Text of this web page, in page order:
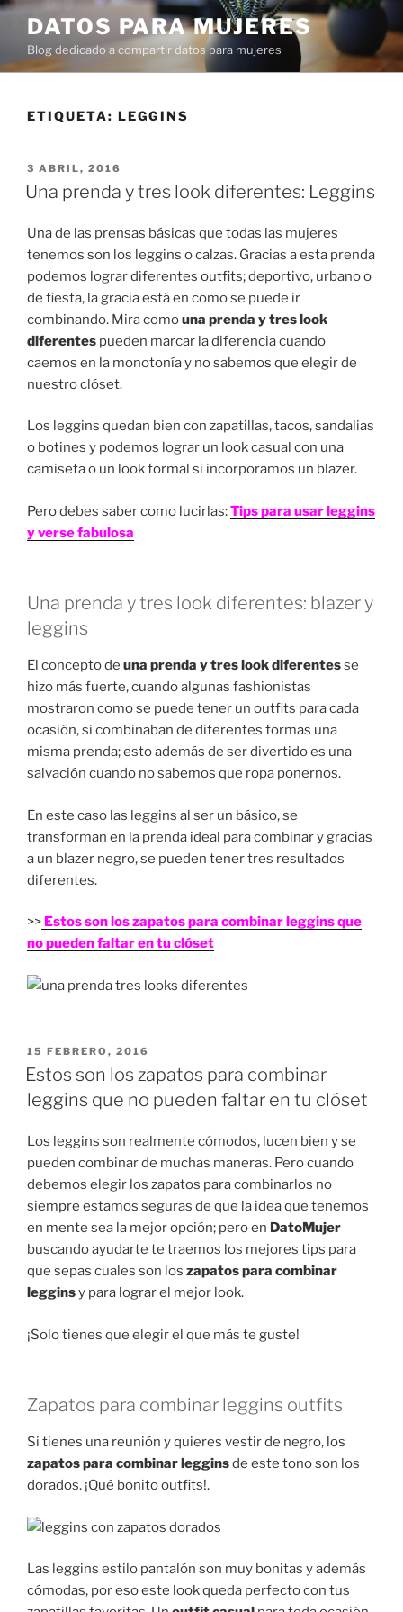
Ir
contenido
DATOS PARA MUJERES
Blog dedicado a compartir datos para mujeres
ETIQUETA: LEGGINS
PUBLICADO
EN
3 ABRIL, 2016
Una prenda y tres look diferentes: Leggins
Una de las prensas básicas que todas las mujeres
tenemos son los leggins o calzas. Gracias a esta prenda
podemos lograr diferentes outfits; deportivo, urbano o
de fiesta, la gracia está en como se puede ir
combinando. Mira comouna prenda y tres look
diferentes pueden marcar la diferencia cuando
caemos en la monotonía y no sabemos que elegir de
nuestro clóset.
Los leggins quedan bien con zapatillas, tacos, sandalias
o botines y podemos lograr un look casual con una
camiseta o un look formal si incorporamos un blazer.
Pero debes saber como lucirlas:Tips para usar leggins
y verse fabulosa
Una prenda y tres look diferentes: blazer y
leggins
El concepto de una prenda y tres look diferentesse
hizo más fuerte, cuando algunas fashionistas
mostraron como se puede tener un outfits para cada
ocasión, si combinaban de diferentes formas una
misma prenda; esto además de ser divertido es una
salvación cuando no sabemos que ropa ponernos.
En este caso las leggins al ser un básico, se
transforman en la prenda ideal para combinar y gracias
a un blazer negro, se pueden tener tres resultados
diferentes.
>> Estos son los zapatos para combinar leggins que
no pueden faltar en tu clóset
PUBLICADO
EN
15 FEBRERO, 2016
Estos son los zapatos para combinar
leggins que no pueden faltar en tu clóset
Los leggins son realmente cómodos, lucen bien y se
pueden combinar de muchas maneras. Pero cuando
debemos elegir los zapatos para combinarlos no
siempre estamos seguras de que la idea que tenemos
en mente sea la mejor opción; pero en DatoMujer
buscando ayudarte te traemos los mejores tips para
que sepas cuales son los zapatos para combinar
legginsy para lograr el mejor look.
¡Solo tienes que elegir el que más te guste!
Zapatos para combinar leggins outfits
Si tienes una reunión y quieres vestir de negro, los
zapatos para combinar legginsde este tono son los
dorados. ¡Qué bonito outfits!.
Las leggins estilo pantalón son muy bonitas y además
cómodas, por eso este look queda perfecto con tus